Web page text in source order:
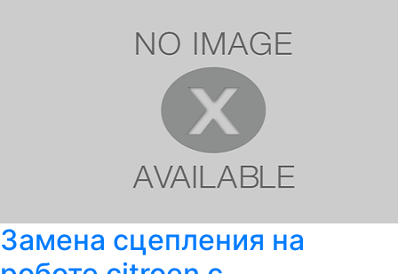
Замена сцепления на